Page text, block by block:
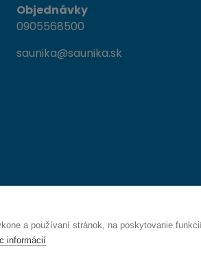
a používaní stránok, na poskytovanie
informácií
Objednávky
0905568500
saunika@saunika.sk
Právo na odstúpenie od zmluvy — odoslať